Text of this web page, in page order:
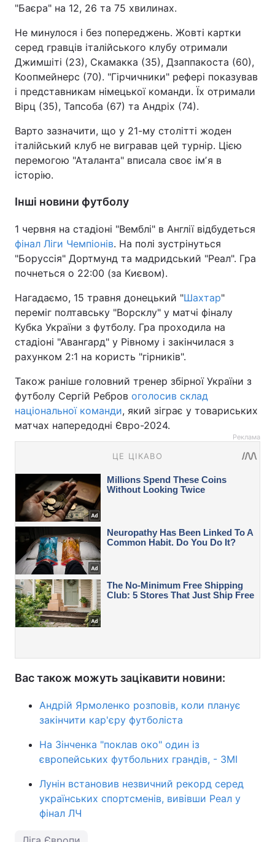
"Баєра" на 12, 26 та 75 хвилинах.
Не минулося і без попереджень. Жовті картки
серед гравців італійського клубу отримали
Джимшіті (23), Скамакка (35), Дзаппакоста (60),
Коопмейнерс (70). "Гірчичники" рефері показував
і представникам німецької команди. Їх отримали
Вірц (35), Тапсоба (67) та Андріх (74).
Варто зазначити, що у 21-му столітті жоден
італійський клуб не вигравав цей турнір. Цією
перемогою "Аталанта" вписала своє імʼя в
історію.
Інші новини футболу
1 червня на стадіоні "Вемблі" в Англії відбудеться
фінал Ліги Чемпіонів. На полі зустрінуться
"Боруссія" Дортмунд та мадридський "Реал". Гра
почнеться о 22:00 (за Києвом).
Нагадаємо, 15 травня донецький "Шахтар"
переміг полтавську "Ворсклу" у матчі фіналу
Кубка України з футболу. Гра проходила на
стадіоні "Авангард" у Рівному і закінчилася з
рахунком 2:1 на користь "гірників".
Також раніше головний тренер збірної України з
футболу Сергій Ребров оголосив склад
національної команди, який зіграє у товариських
матчах напередодні Євро-2024.
Реклама
Вас також можуть зацікавити новини:
Андрій Ярмоленко розповів, коли планує
закінчити кар'єру футболіста
На Зінченка "поклав око" один із
європейських футбольних грандів, - ЗМІ
Лунін встановив незвичний рекорд серед
українських спортсменів, вивівши Реал у
фінал ЛЧ